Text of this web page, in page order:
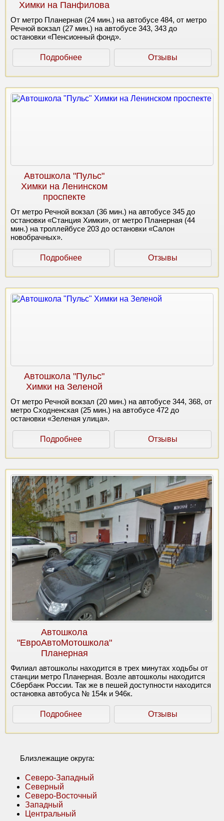
Химки на Панфилова
От метро Планерная (24 мин.) на автобусе 484, от метро
Речной вокзал (27 мин.) на автобусе 343, 343 до
остановки «Пенсионный фонд».
Подробнее Отзывы
Автошкола "Пульс"
Химки на Ленинском
проспекте
От метро Речной вокзал (36 мин.) на автобусе 345 до
остановки «Станция Химки», от метро Планерная (44
мин.) на троллейбусе 203 до остановки «Салон
новобрачных».
Подробнее Отзывы
Автошкола "Пульс"
Химки на Зеленой
От метро Речной вокзал (20 мин.) на автобусе 344, 368, от
метро Сходненская (25 мин.) на автобусе 472 до
остановки «Зеленая улица».
Подробнее Отзывы
Автошкола
"ЕвроАвтоМотошкола"
Планерная
Филиал автошколы находится в трех минутах ходьбы от
станции метро Планерная. Возле автошколы находится
Сбербанк России. Так же в пешей доступности находится
остановка автобуса № 154к и 946к.
Подробнее Отзывы
Близлежащие округа:
Северо-Западный
Северный
Северо-Восточный
Западный
Центральный